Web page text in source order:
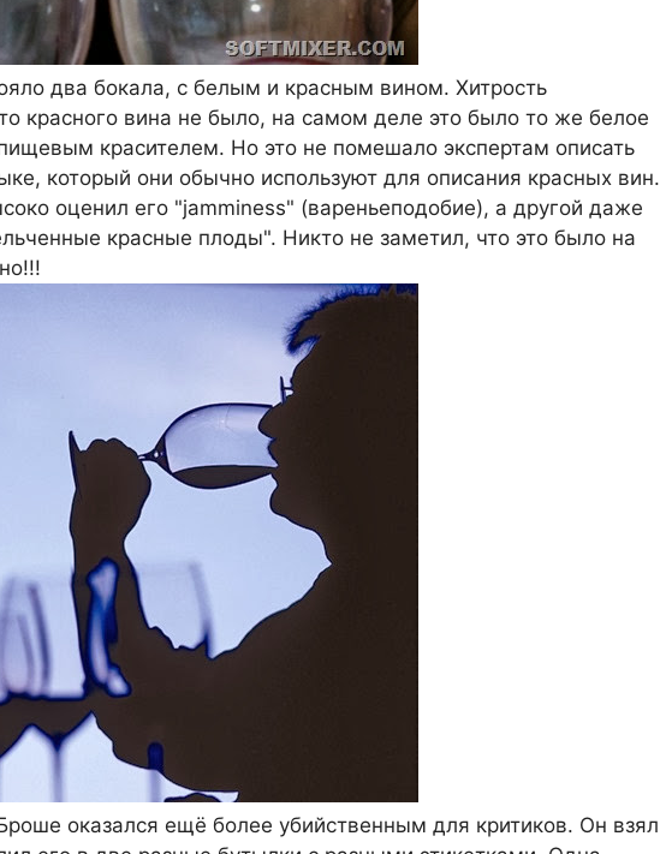
два бокала, с белым и красным вином. Хитрость
красного вина не было, на самом деле это было то же белое
красителем. Но это не помешало экспертам описать
который они обычно используют для описания красных вин.
оценил его "jamminess" (вареньеподобие), а другой даже
красные плоды". Никто не заметил, что это было на
оказался ещё более убийственным для критиков. Он взял